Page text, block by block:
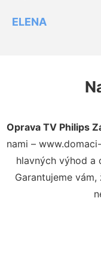
ELENA
Oprava TV Philips
nami –
hlavných výhod a
Garantujeme